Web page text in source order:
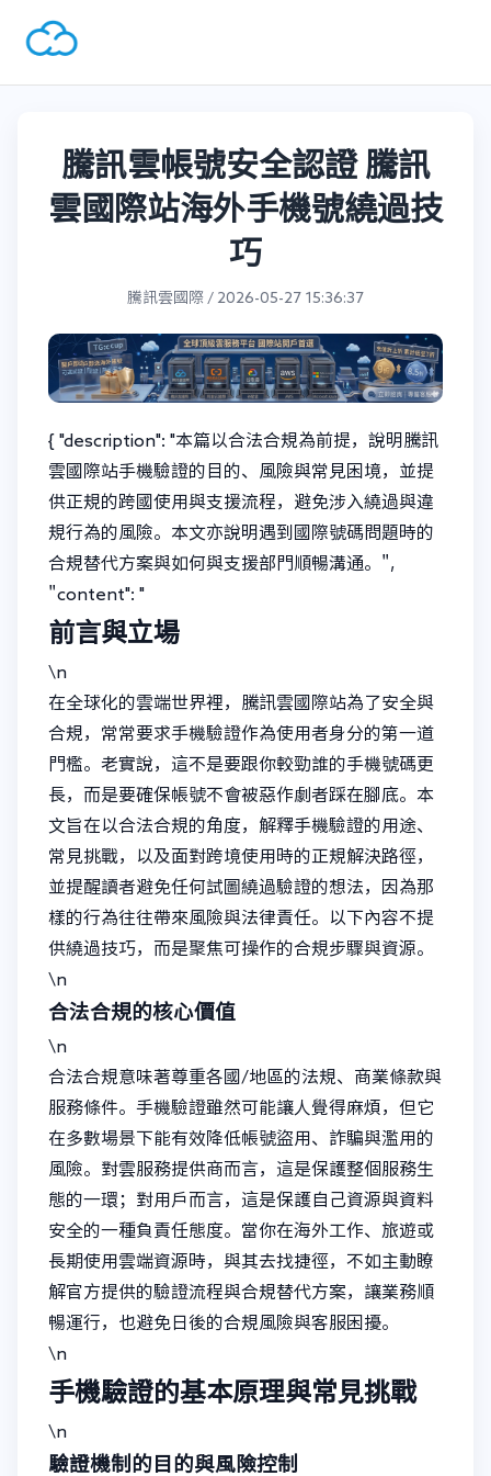
騰訊雲帳號安全認證 騰訊
雲國際站海外手機號繞過技
巧
騰訊雲國際 / 2026-05-27 15:36:37
{ "description": "本篇以合法合規為前提，說明騰訊
雲國際站手機驗證的目的、風險與常見困境，並提
供正規的跨國使用與支援流程，避免涉入繞過與違
規行為的風險。本文亦說明遇到國際號碼問題時的
合規替代方案與如何與支援部門順暢溝通。",
"content": "
前言與立場
\n
在全球化的雲端世界裡，騰訊雲國際站為了安全與
合規，常常要求手機驗證作為使用者身分的第一道
門檻。老實說，這不是要跟你較勁誰的手機號碼更
長，而是要確保帳號不會被惡作劇者踩在腳底。本
文旨在以合法合規的角度，解釋手機驗證的用途、
常見挑戰，以及面對跨境使用時的正規解決路徑，
並提醒讀者避免任何試圖繞過驗證的想法，因為那
樣的行為往往帶來風險與法律責任。以下內容不提
供繞過技巧，而是聚焦可操作的合規步驟與資源。
\n
合法合規的核心價值
\n
合法合規意味著尊重各國/地區的法規、商業條款與
服務條件。手機驗證雖然可能讓人覺得麻煩，但它
在多數場景下能有效降低帳號盜用、詐騙與濫用的
風險。對雲服務提供商而言，這是保護整個服務生
態的一環；對用戶而言，這是保護自己資源與資料
安全的一種負責任態度。當你在海外工作、旅遊或
長期使用雲端資源時，與其去找捷徑，不如主動瞭
解官方提供的驗證流程與合規替代方案，讓業務順
暢運行，也避免日後的合規風險與客服困擾。
\n
手機驗證的基本原理與常見挑戰
\n
驗證機制的目的與風險控制